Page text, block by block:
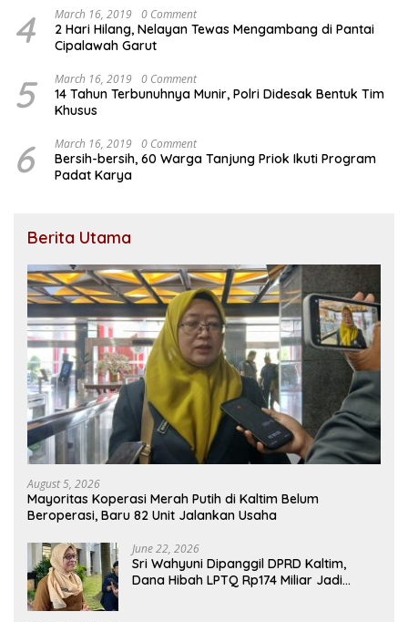
4 March 16, 2019 0 Comment
2 Hari Hilang, Nelayan Tewas Mengambang di Pantai
Cipalawah Garut
5 March 16, 2019 0 Comment
14 Tahun Terbunuhnya Munir, Polri Didesak Bentuk Tim
Khusus
6 March 16, 2019 0 Comment
Bersih-bersih, 60 Warga Tanjung Priok Ikuti Program
Padat Karya
Berita Utama
August 5, 2026
Mayoritas Koperasi Merah Putih di Kaltim Belum
Beroperasi, Baru 82 Unit Jalankan Usaha
June 22, 2026
Sri Wahyuni Dipanggil DPRD Kaltim,
Dana Hibah LPTQ Rp174 Miliar Jadi